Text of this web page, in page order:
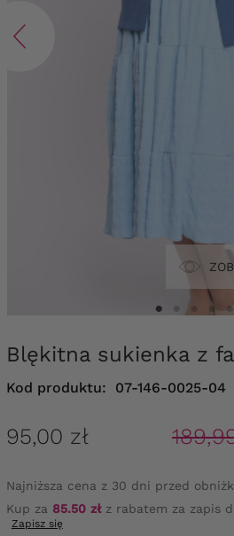
Blękitna sukienka z
Kod produktu: 07-146-0025-04
95,00 zł
Najniższa cena z 30 dni przed
Kup za 85.50 złz rabatem za zapis
Zapisz się